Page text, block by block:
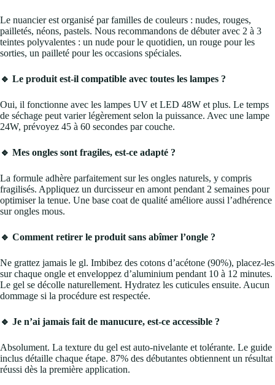
Le nuancier est organisé par familles de couleurs : nudes, rouges,
pailletés, néons, pastels. Nous recommandons de débuter avec 2 à 3
teintes polyvalentes : un nude pour le quotidien, un rouge pour les
sorties, un pailleté pour les occasions spéciales.
🔹 Le produit est-il compatible avec toutes les lampes ?
Oui, il fonctionne avec les lampes UV et LED 48W et plus. Le temps
de séchage peut varier légèrement selon la puissance. Avec une lampe
24W, prévoyez 45 à 60 secondes par couche.
🔹 Mes ongles sont fragiles, est-ce adapté ?
La formule adhère parfaitement sur les ongles naturels, y compris
fragilisés. Appliquez un durcisseur en amont pendant 2 semaines pour
optimiser la tenue. Une base coat de qualité améliore aussi l’adhérence
sur ongles mous.
🔹 Comment retirer le produit sans abîmer l’ongle ?
Ne grattez jamais le gl. Imbibez des cotons d’acétone (90%), placez-les
sur chaque ongle et enveloppez d’aluminium pendant 10 à 12 minutes.
Le gel se décolle naturellement. Hydratez les cuticules ensuite. Aucun
dommage si la procédure est respectée.
🔹 Je n’ai jamais fait de manucure, est-ce accessible ?
Absolument. La texture du gel est auto-nivelante et tolérante. Le guide
inclus détaille chaque étape. 87% des débutantes obtiennent un résultat
réussi dès la première application.